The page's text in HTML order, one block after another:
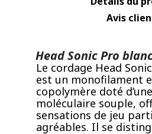
Avis
Head Sonic Pro
Le cordage Head
est un monofilament
copolymère doté
moléculaire souple,
sensations de jeu
agréables. Il se